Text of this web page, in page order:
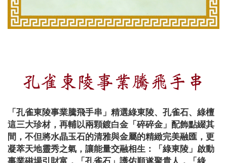
孔雀東陵事業騰飛手串
「孔雀東陵事業騰飛手串」精選綠東陵、孔雀石、綠檀
這三大珍材，再輔以兩顆鍍白金「碎碎金」配飾點綴其
間，不但將水晶玉石的清雅與金屬的精緻完美融匯，更
凝萃天地靈秀之氣，讓能量交融相生：「綠東陵」啟動
事業磁場引財富，「孔雀石」護佑順遂聚貴人，「綠